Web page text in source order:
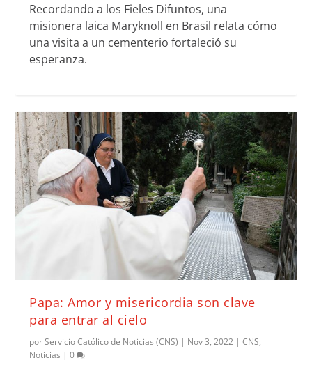
Recordando a los Fieles Difuntos, una
misionera laica Maryknoll en Brasil relata cómo
una visita a un cementerio fortaleció su
esperanza.
Papa: Amor y misericordia son clave
para entrar al cielo
porServicio Católico de Noticias (CNS) | Nov 3, 2022 |CNS,
Noticias |0